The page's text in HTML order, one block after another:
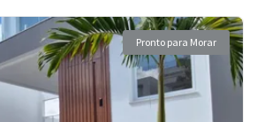
Pronto para Morar